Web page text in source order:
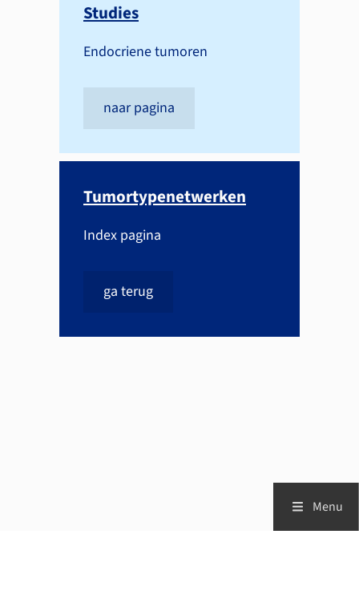
Studies
Endocriene tumoren
naar pagina
Tumortype­netwerken
Index pagina
ga terug
Menu